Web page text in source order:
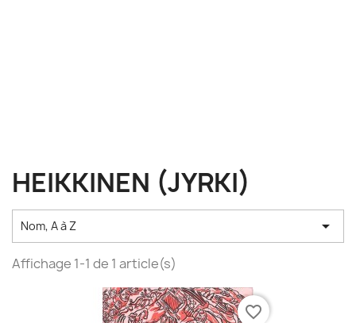
HEIKKINEN (JYRKI)
Nom, A à Z 
Affichage 1-1 de 1 article(s)
favorite_border